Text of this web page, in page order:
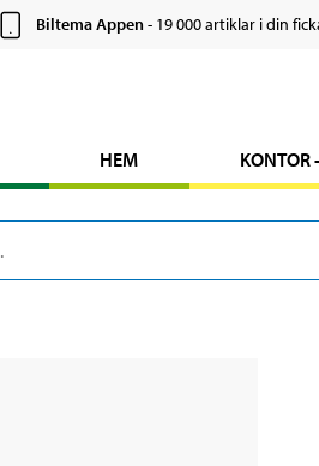
Biltema Appen- 19 000 artiklar i din
HEM KONTOR